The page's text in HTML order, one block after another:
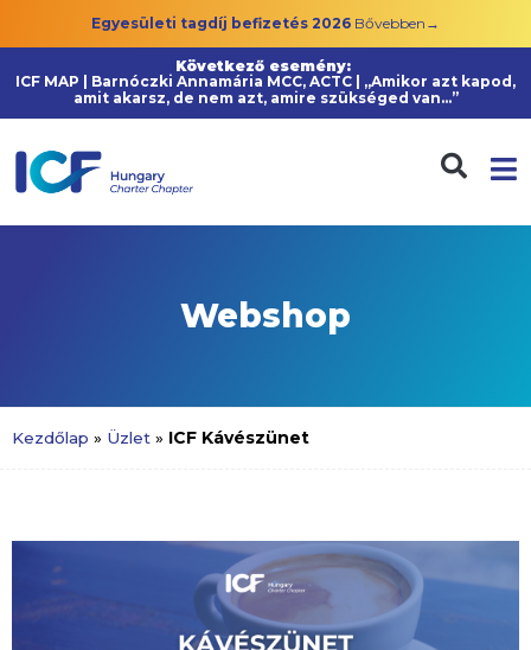
Egyesületi tagdíj befizetés 2026 Bővebben→
Következő esemény:
ICF MAP | Barnóczki Annamária MCC, ACTC | „Amikor azt kapod,
amit akarsz, de nem azt, amire szükséged van…”
Webshop
Kezdőlap » Üzlet » ICF Kávészünet